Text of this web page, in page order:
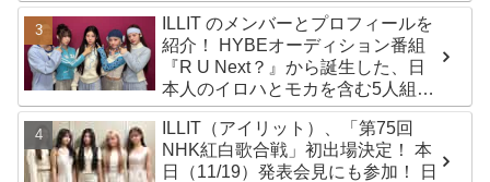
ILLIT のメンバーとプロフィールを
紹介！ HYBEオーディション番組
『R U Next？』から誕生した、日
本人のイロハとモカを含む5人組ガ
ールズグループ！ デビュー曲
「Magnetic」がいきなりの大ヒッ
ト
ILLIT（アイリット）、「第75回
NHK紅白歌合戦」初出場決定！ 本
日（11/19）発表会見にも参加！ 日